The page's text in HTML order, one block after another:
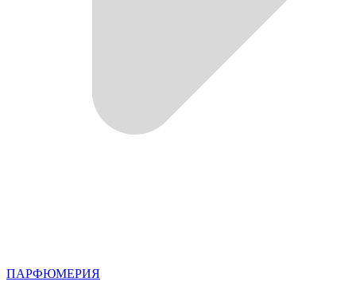
ПАРФЮМЕРИЯ